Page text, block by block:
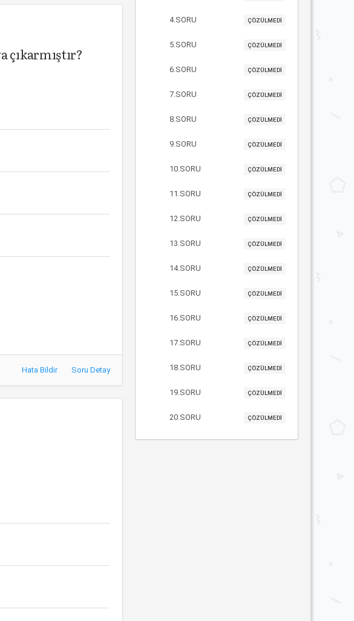
Hata Bildir Soru Detay
4.SORU ÇÖZÜLMEDİ
5.SORU ÇÖZÜLMEDİ
6.SORU ÇÖZÜLMEDİ
7.SORU ÇÖZÜLMEDİ
8.SORU ÇÖZÜLMEDİ
9.SORU ÇÖZÜLMEDİ
10.SORU ÇÖZÜLMEDİ
11.SORU ÇÖZÜLMEDİ
12.SORU ÇÖZÜLMEDİ
13.SORU ÇÖZÜLMEDİ
14.SORU ÇÖZÜLMEDİ
15.SORU ÇÖZÜLMEDİ
16.SORU ÇÖZÜLMEDİ
17.SORU ÇÖZÜLMEDİ
18.SORU ÇÖZÜLMEDİ
19.SORU ÇÖZÜLMEDİ
20.SORU ÇÖZÜLMEDİ